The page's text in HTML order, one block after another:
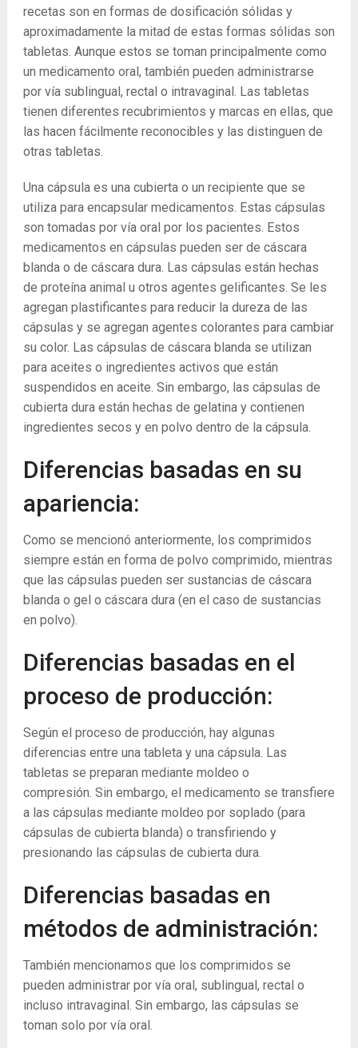
recetas son en formas de dosificación sólidas y
aproximadamente la mitad de estas formas sólidas son
tabletas. Aunque estos se toman principalmente como
un medicamento oral, también pueden administrarse
por vía sublingual, rectal o intravaginal. Las tabletas
tienen diferentes recubrimientos y marcas en ellas, que
las hacen fácilmente reconocibles y las distinguen de
otras tabletas.
Una cápsula es una cubierta o un recipiente que se
utiliza para encapsular medicamentos. Estas cápsulas
son tomadas por vía oral por los pacientes. Estos
medicamentos en cápsulas pueden ser de cáscara
blanda o de cáscara dura. Las cápsulas están hechas
de proteína animal u otros agentes gelificantes. Se les
agregan plastificantes para reducir la dureza de las
cápsulas y se agregan agentes colorantes para cambiar
su color. Las cápsulas de cáscara blanda se utilizan
para aceites o ingredientes activos que están
suspendidos en aceite. Sin embargo, las cápsulas de
cubierta dura están hechas de gelatina y contienen
ingredientes secos y en polvo dentro de la cápsula.
Diferencias basadas en su
apariencia:
Como se mencionó anteriormente, los comprimidos
siempre están en forma de polvo comprimido, mientras
que las cápsulas pueden ser sustancias de cáscara
blanda o gel o cáscara dura (en el caso de sustancias
en polvo).
Diferencias basadas en el
proceso de producción:
Según el proceso de producción, hay algunas
diferencias entre una tableta y una cápsula. Las
tabletas se preparan mediante moldeo o
compresión. Sin embargo, el medicamento se transfiere
a las cápsulas mediante moldeo por soplado (para
cápsulas de cubierta blanda) o transfiriendo y
presionando las cápsulas de cubierta dura.
Diferencias basadas en
métodos de administración:
También mencionamos que los comprimidos se
pueden administrar por vía oral, sublingual, rectal o
incluso intravaginal. Sin embargo, las cápsulas se
toman solo por vía oral.